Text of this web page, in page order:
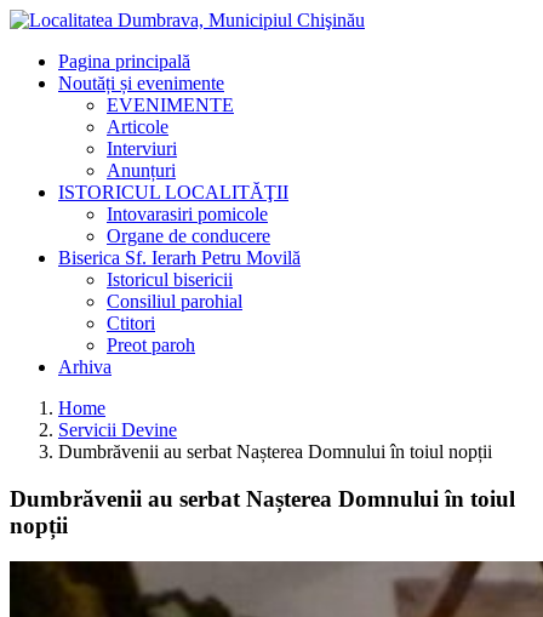
Pagina principală
Noutăți și evenimente
EVENIMENTE
Articole
Interviuri
Anunțuri
ISTORICUL LOCALITĂŢII
Intovarasiri pomicole
Organe de conducere
Biserica Sf. Ierarh Petru Movilă
Istoricul bisericii
Consiliul parohial
Ctitori
Preot paroh
Arhiva
Home
Servicii Devine
Dumbrăvenii au serbat Nașterea Domnului în toiul nopții
Dumbrăvenii au serbat Nașterea Domnului în toiul
nopții